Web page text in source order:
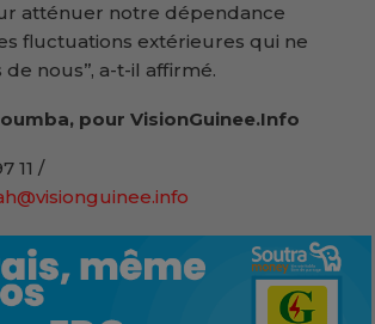
atténuer notre dépendance
fluctuations extérieures qui ne
nous’’, a-t-il affirmé.
pour VisionGuinee.Info
11 /